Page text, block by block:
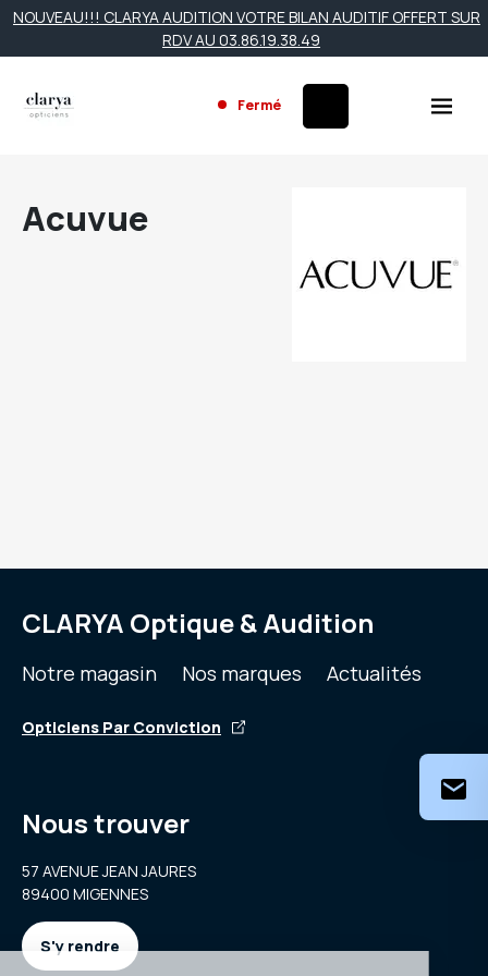
NOUVEAU!!! CLARYA AUDITION VOTRE BILAN AUDITIF OFFERT SUR
RDV AU 03.86.19.38.49
Fermé
Acuvue
CLARYA Optique & Audition
Notre magasin Nos marques Actualités
Opticiens Par Conviction
Nous trouver
57 AVENUE JEAN JAURES
89400 MIGENNES
S'y rendre